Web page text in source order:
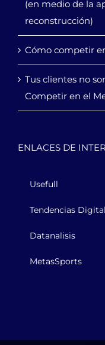
(en medio de la
reconstrucción)
Cómo competir
Tus clientes no
Competir en el
ENLACES DE
Usefull
Tendencias
Datanalisis
MetasSports